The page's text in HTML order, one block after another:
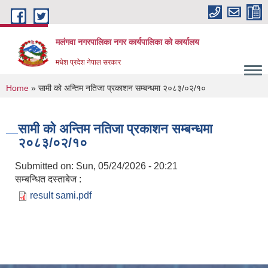
Skip to main content
मलंगवा नगरपालिका नगर कार्यपालिका को कार्यालय
मधेश प्रदेश नेपाल सरकार
You are here
Home » सामी को अन्तिम नतिजा प्रकाशन सम्बन्धमा २०८३/०२/१०
सामी को अन्तिम नतिजा प्रकाशन सम्बन्धमा
२०८३/०२/१०
Submitted on: Sun, 05/24/2026 - 20:21
सम्बन्धित दस्ताबेज :
result sami.pdf